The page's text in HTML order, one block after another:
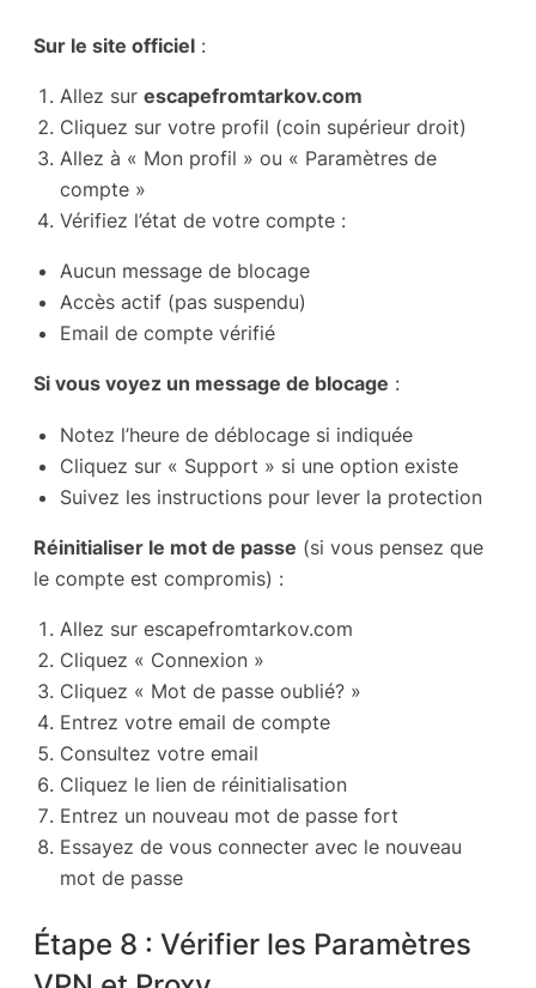
Sur le site officiel :
Allez sur escapefromtarkov.com
Cliquez sur votre profil (coin supérieur droit)
Allez à « Mon profil » ou « Paramètres de
compte »
Vérifiez l’état de votre compte :
Aucun message de blocage
Accès actif (pas suspendu)
Email de compte vérifié
Si vous voyez un message de blocage :
Notez l’heure de déblocage si indiquée
Cliquez sur « Support » si une option existe
Suivez les instructions pour lever la protection
Réinitialiser le mot de passe (si vous pensez que
le compte est compromis) :
Allez sur escapefromtarkov.com
Cliquez « Connexion »
Cliquez « Mot de passe oublié? »
Entrez votre email de compte
Consultez votre email
Cliquez le lien de réinitialisation
Entrez un nouveau mot de passe fort
Essayez de vous connecter avec le nouveau
mot de passe
Étape 8 : Vérifier les Paramètres